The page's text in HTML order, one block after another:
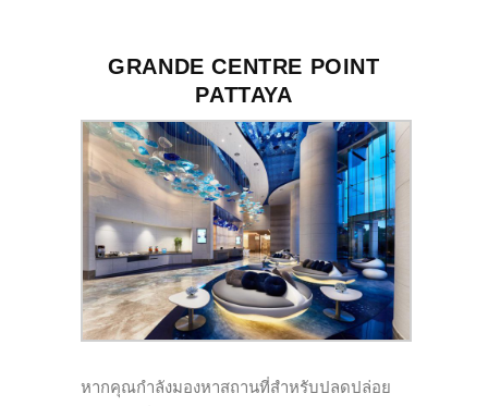
GRANDE CENTRE POINT
PATTAYA
หากคุณกำลังมองหาสถานที่สำหรับปลดปล่อย